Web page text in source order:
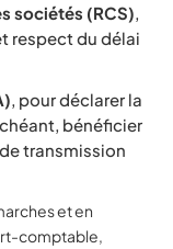
sociétés (RCS)
respect du délai
, pour déclarer la
bénéficier
transmission
et en
comptable,